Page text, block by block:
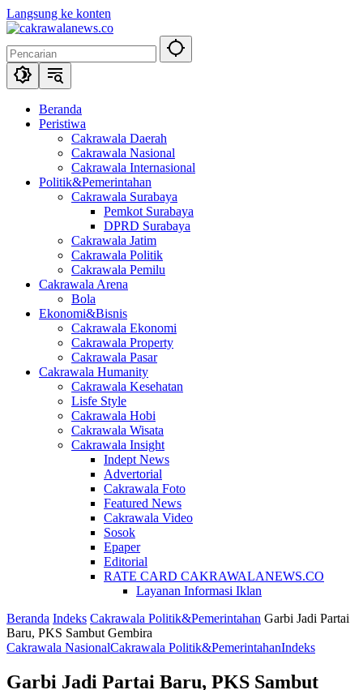
Langsung ke konten
Beranda
Peristiwa
Cakrawala Daerah
Cakrawala Nasional
Cakrawala Internasional
Politik&Pemerintahan
Cakrawala Surabaya
Pemkot Surabaya
DPRD Surabaya
Cakrawala Jatim
Cakrawala Politik
Cakrawala Pemilu
Cakrawala Arena
Bola
Ekonomi&Bisnis
Cakrawala Ekonomi
Cakrawala Property
Cakrawala Pasar
Cakrawala Humanity
Cakrawala Kesehatan
Lisfe Style
Cakrawala Hobi
Cakrawala Wisata
Cakrawala Insight
Indept News
Advertorial
Cakrawala Foto
Featured News
Cakrawala Video
Sosok
Epaper
Editorial
RATE CARD CAKRAWALANEWS.CO
Layanan Informasi Iklan
Beranda Indeks Cakrawala Politik&Pemerintahan Garbi Jadi Partai
Baru, PKS Sambut Gembira
Cakrawala NasionalCakrawala Politik&PemerintahanIndeks
Garbi Jadi Partai Baru, PKS Sambut